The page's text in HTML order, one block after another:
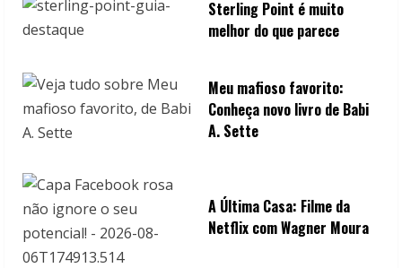
Sterling Point é muito
melhor do que parece
Meu mafioso favorito:
Conheça novo livro de Babi
A. Sette
A Última Casa: Filme da
Netflix com Wagner Moura